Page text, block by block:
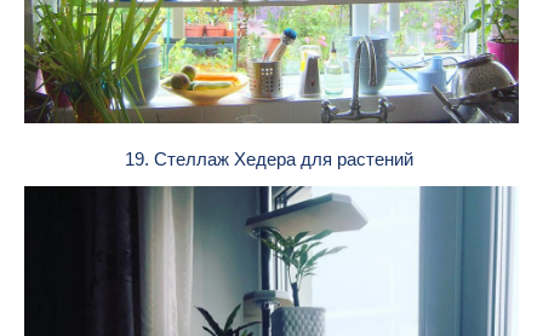
19. Стеллаж Хедера для растений